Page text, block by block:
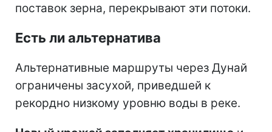
поставок зерна, перекрывают эти потоки.
Есть ли альтернатива
Альтернативные маршруты через Дунай
ограничены засухой, приведшей к
рекордно низкому уровню воды в реке.